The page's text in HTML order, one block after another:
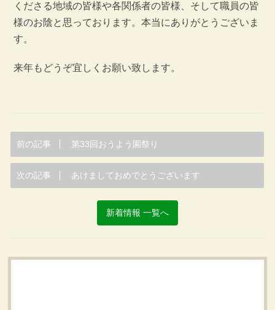
くださる地域の皆様や各関係者の皆様、そして職員の皆
様のお陰と思っております。本当にありがとうございま
す。
来年もどうぞ宜しくお願い致します。
前の記事 第33回おうよう園祭り
次の記事 あけましておめでとうございます
新着情報 一覧へ